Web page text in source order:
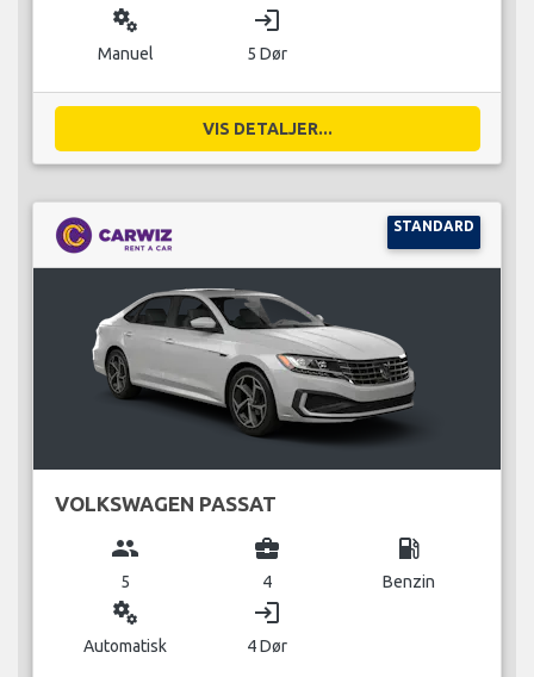
miscellaneous_services
Manuel
login
5 Dør
VIS DETALJER...
STANDARD
VOLKSWAGEN PASSAT
group
5
business_center
4
local_gas_station
Benzin
miscellaneous_services
Automatisk
login
4 Dør